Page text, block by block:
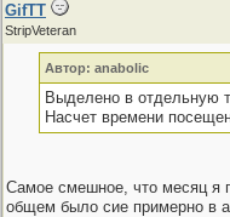
GifTT
StripVeteran
Автор: anabolic
Выделено в отдельную
Насчет времени
Самое смешное, что месяц я
общем было сие примерно в